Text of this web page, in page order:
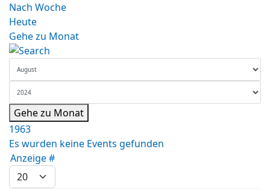
Nach Woche
Heute
Gehe zu Monat
Gehe zu Monat
1963
Es wurden keine Events gefunden
Limite der Paginierungsliste
Anzeige #